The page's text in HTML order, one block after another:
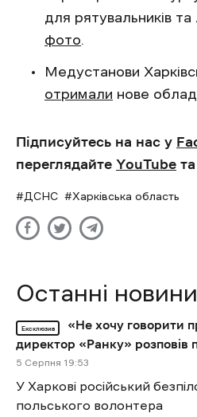
для рятувальників та
фото.
Медустанови
отримали нове
Підписуйтесь на нас у
переглядайте YouTube та
ДСНС Харківська область
Останні новини
Ексклюзив
«Не хочу говорити
директор «Ранку» розповів
5 Cерпня 19:53
У Харкові російський
польського волонтера